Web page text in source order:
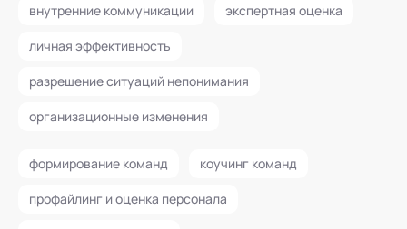
внутренние коммуникации экспертная оценка
личная эффективность
разрешение ситуаций непонимания
организационные изменения
формирование команд коучинг команд
профайлинг и оценка персонала